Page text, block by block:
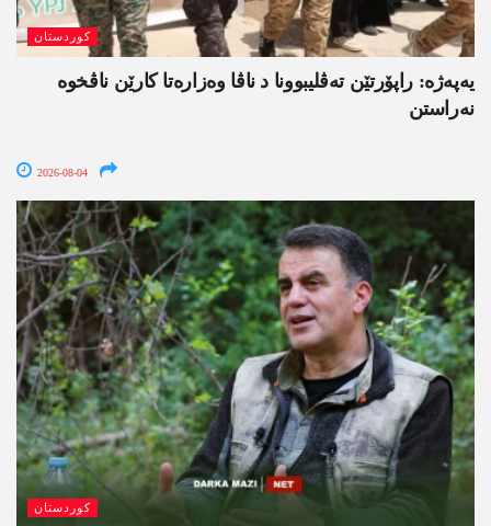
کوردستان
یەپەژە: راپۆرتێن تەڤلیبوونا د ناڤا وەزارەتا کارێن ناڤخوە
نەراستن
2026-08-04
کوردستان